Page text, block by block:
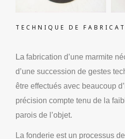
TECHNIQUE DE
La fabrication d’une marmite
d’une succession de gestes
être effectués avec beaucoup
précision compte tenu de la
parois de l’objet.
La fonderie est un processus